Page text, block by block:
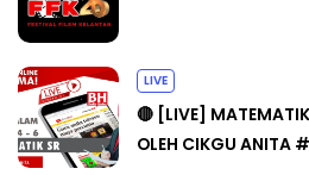
LIVE
🔴 [LIVE]
OLEH CIKGU ANITA